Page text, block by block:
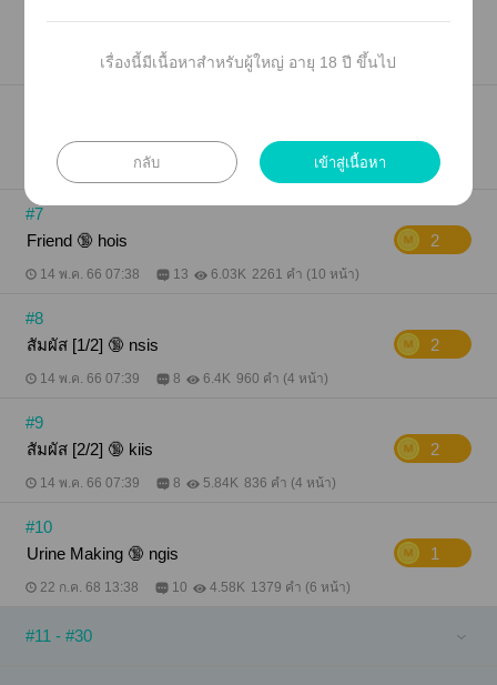
19 ก.ค. 66 00:41 16 6.46K 416 คำ (2 หน้า)
19 ก.ค. 66 00:41 6.22K 1111 คำ (5 หน้า)
#7
Friend 🔞 hois
2
14 พ.ค. 66 07:38 13 6.03K 2261 คำ (10 หน้า)
#8
สัมผัส [1/2] 🔞 nsis
2
14 พ.ค. 66 07:39 8 6.4K 960 คำ (4 หน้า)
#9
สัมผัส [2/2] 🔞 kiis
2
14 พ.ค. 66 07:39 8 5.84K 836 คำ (4 หน้า)
#10
Urine Making 🔞 ngis
1
22 ก.ค. 68 13:38 10 4.58K 1379 คำ (6 หน้า)
#11 - #30
เรื่องนี้มีเนื้อหาสำหรับผู้ใหญ่ อายุ 18 ปี ขึ้นไป
กลับ เข้าสู่เนื้อหา